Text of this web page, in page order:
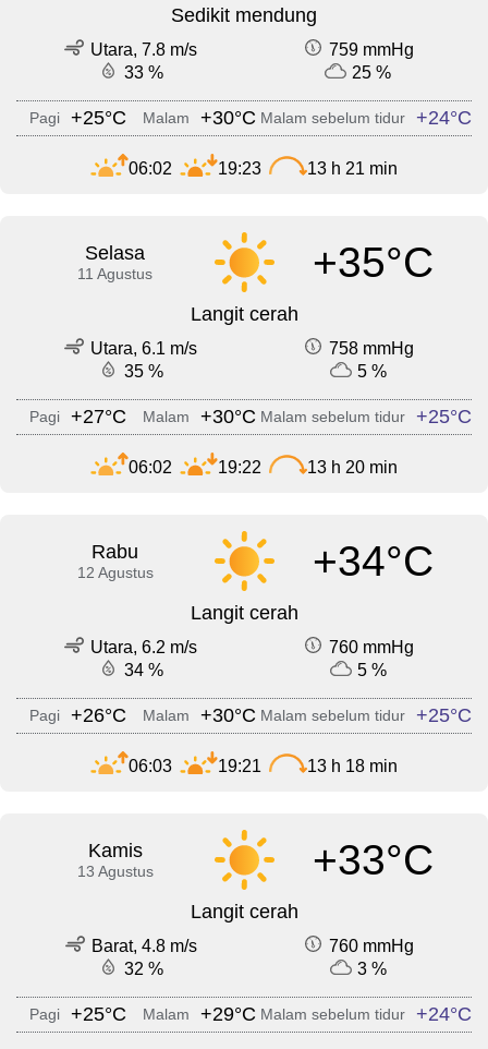
Sedikit mendung
Utara, 7.8 m/s
759 mmHg
33 %
25 %
Pagi +25°C Malam +30°C Malam sebelum tidur +24°C
06:02 19:23 13 h 21 min
Selasa
11 Agustus +35°C
Langit cerah
Utara, 6.1 m/s
758 mmHg
35 %
5 %
Pagi +27°C Malam +30°C Malam sebelum tidur +25°C
06:02 19:22 13 h 20 min
Rabu
12 Agustus +34°C
Langit cerah
Utara, 6.2 m/s
760 mmHg
34 %
5 %
Pagi +26°C Malam +30°C Malam sebelum tidur +25°C
06:03 19:21 13 h 18 min
Kamis
13 Agustus +33°C
Langit cerah
Barat, 4.8 m/s
760 mmHg
32 %
3 %
Pagi +25°C Malam +29°C Malam sebelum tidur +24°C